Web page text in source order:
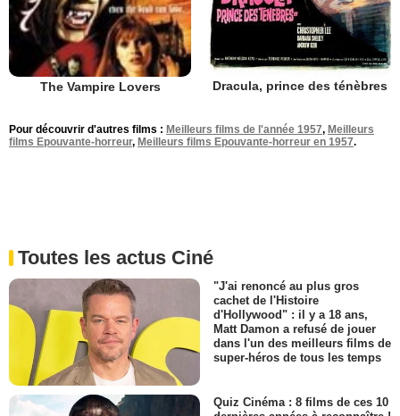
The Vampire Lovers Dracula, prince des ténèbres
Pour découvrir d'autres films : Meilleurs films de l'année 1957, Meilleurs
films Epouvante-horreur, Meilleurs films Epouvante-horreur en 1957.
Toutes les actus Ciné
"J'ai renoncé au plus gros
cachet de l'Histoire
d'Hollywood" : il y a 18 ans,
Matt Damon a refusé de jouer
dans l'un des meilleurs films de
super-héros de tous les temps
Quiz Cinéma : 8 films de ces 10